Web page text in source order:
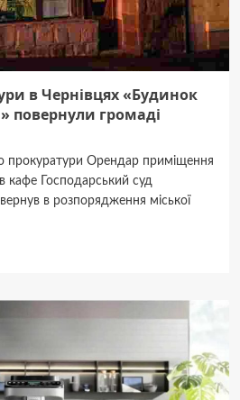
в Чернівцях «Будинок
повернули громаді
прокуратури Орендар приміщення
кафе Господарський суд
в розпорядження міської